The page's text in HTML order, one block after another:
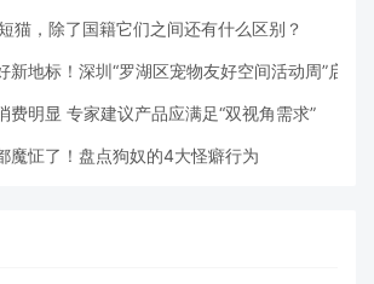
猫，除了国籍它们之间还有什么区别？
新地标！深圳“罗湖区宠物友好空间活动周”启动
费明显 专家建议产品应满足“双视角需求”
魔怔了！盘点狗奴的4大怪癖行为